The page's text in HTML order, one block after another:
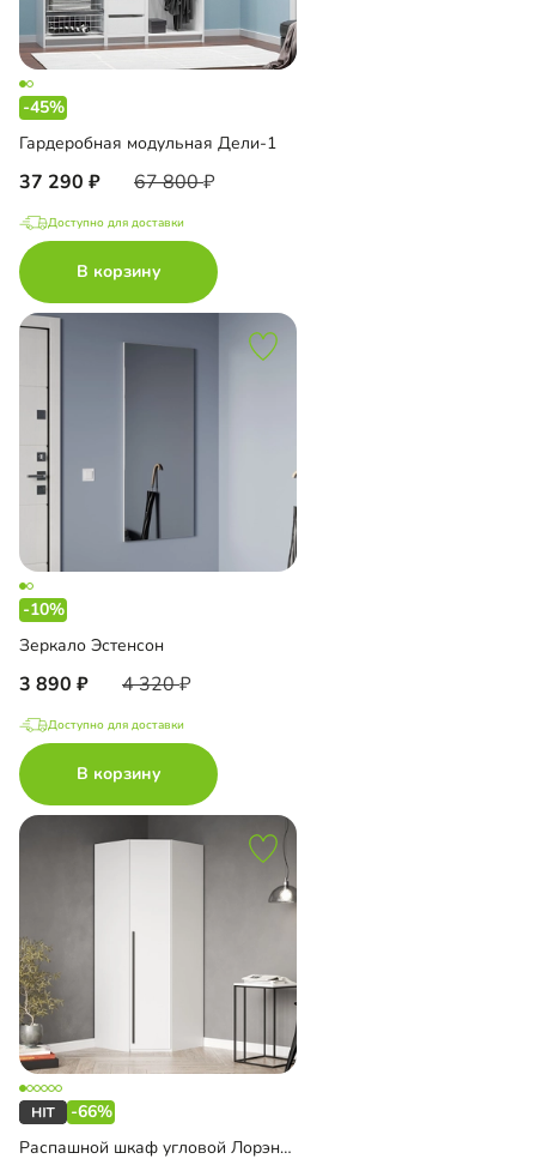
-45%
Гардеробная модульная Дели-1
37 290 67 800
Доступно для доставки
В корзину
-10%
Зеркало Эстенсон
3 890 4 320
Доступно для доставки
В корзину
-66%
Распашной шкаф угловой Лорэна-800